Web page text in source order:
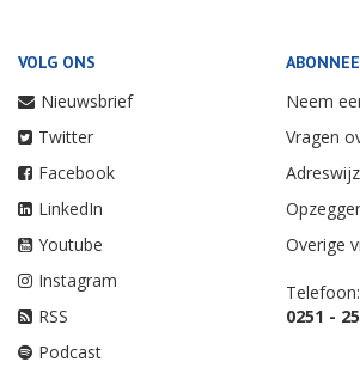
VOLG ONS
Nieuwsbrief
Twitter
Facebook
LinkedIn
Youtube
Instagram
RSS
Podcast
Neem
Vragen
Overige
Telefoon:
0251 -